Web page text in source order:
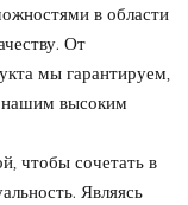
в области
От
мы гарантируем,
нашим высоким
чтобы сочетать в
Являясь